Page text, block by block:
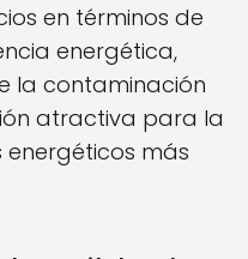
en términos de
energética,
la contaminación
atractiva para la
energéticos más